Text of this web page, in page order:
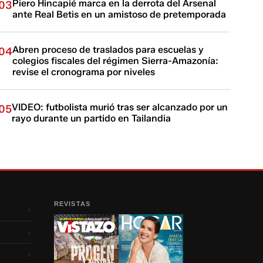
Piero Hincapié marca en la derrota del Arsenal
ante Real Betis en un amistoso de pretemporada
Abren proceso de traslados para escuelas y
colegios fiscales del régimen Sierra-Amazonía:
revise el cronograma por niveles
VIDEO: futbolista murió tras ser alcanzado por un
rayo durante un partido en Tailandia
›
›
›
REVISTAS